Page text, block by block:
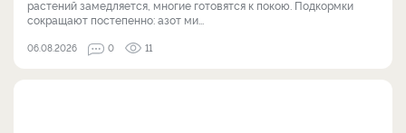
растений замедляется, многие готовятся к покою. Подкормки
сокращают постепенно: азот ми...
06.08.2026 0 11